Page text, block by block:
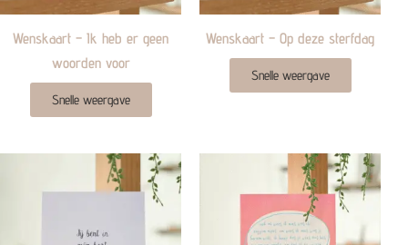
Wenskaart – Ik heb er geen
woorden voor
Snelle weergave
Wenskaart – Op deze sterfdag
Snelle weergave